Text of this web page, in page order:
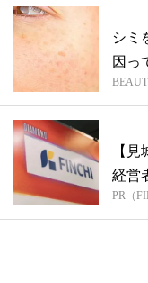
シミ
因っ
た
【
経営
PR（